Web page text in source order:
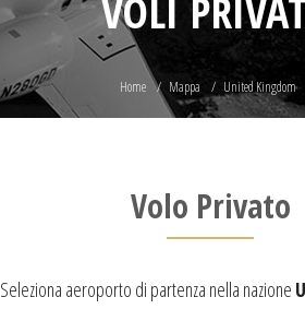
Home Mappa United Kingdom
Volo Privato
Seleziona aeroporto di partenza nella nazione